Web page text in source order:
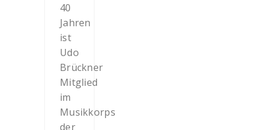
40
Jahren
ist
Udo
Brückner
Mitglied
im
Musikkorps
der